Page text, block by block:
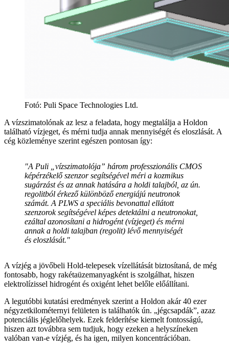
Fotó: Puli Space Technologies Ltd.
A vízszimatolónak az lesz a feladata, hogy megtalálja a Holdon
található vízjeget, és mérni tudja annak mennyiségét és eloszlását. A
cég közleménye szerint egészen pontosan így:
"A Puli „vízszimatolója” három professzionális CMOS
képérzékelő szenzor segítségével méri a kozmikus
sugárzást és az annak hatására a holdi talajból, az ún.
regolitból érkező különböző energiájú neutronok
számát. A PLWS a speciális bevonattal ellátott
szenzorok segítségével képes detektálni a neutronokat,
ezáltal azonosítani a hidrogént (vízjeget) és mérni
annak a holdi talajban (regolit) lévő mennyiségét
és eloszlását."
A vízjég a jövőbeli Hold-telepesek vízellátását biztosítaná, de még
fontosabb, hogy rakétaüzemanyagként is szolgálhat, hiszen
elektrolízissel hidrogént és oxigént lehet belőle előállítani.
A legutóbbi kutatási eredmények szerint a Holdon akár 40 ezer
négyzetkilométernyi felületen is találhatók ún. „jégcsapdák”, azaz
potenciális jéglelőhelyek. Ezek felderítése kiemelt fontosságú,
hiszen azt továbbra sem tudjuk, hogy ezeken a helyszíneken
valóban van-e vízjég, és ha igen, milyen koncentrációban.